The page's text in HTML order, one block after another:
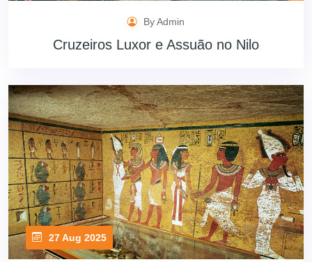
By Admin
Cruzeiros Luxor e Assuão no Nilo
27 Aug 2025